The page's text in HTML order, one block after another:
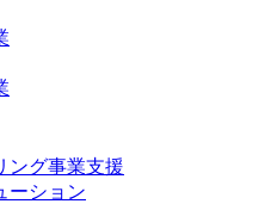
ング事業支援
ーション